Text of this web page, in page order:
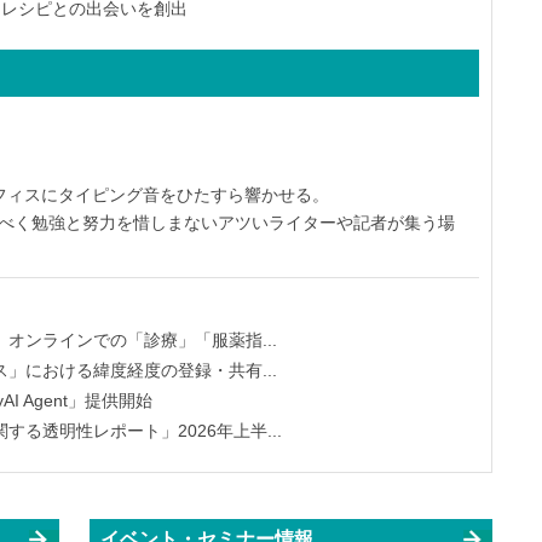
シピとの出会いを創出
スにタイピング音をひたすら響かせる。
く勉強と努力を惜しまないアツいライターや記者が集う場
ンラインでの「診療」「服薬指...
における緯度経度の登録・共有...
Agent」提供開始
る透明性レポート」2026年上半...